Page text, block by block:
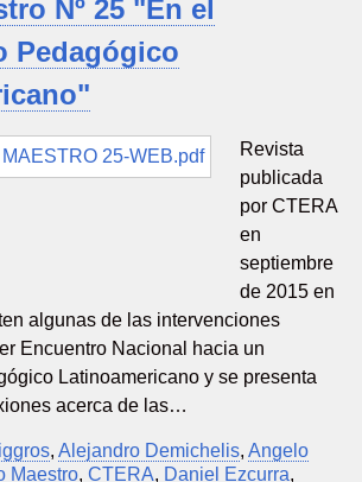
Nº 25 "En el
Pedagógico
Revista
publicada
por CTERA
en
septiembre
de 2015 en
algunas de las intervenciones
Encuentro Nacional hacia un
Latinoamericano y se presenta
acerca de las…
, Alejandro Demichelis, Angelo
Maestro, CTERA, Daniel Ezcurra,